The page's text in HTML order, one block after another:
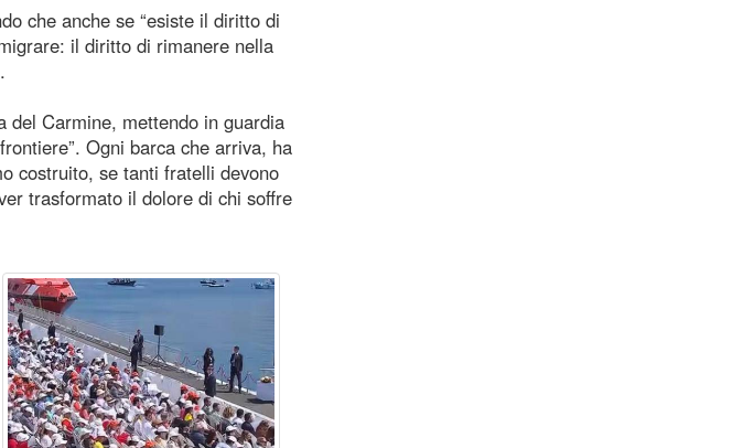
che anche se “esiste il diritto di
il diritto di rimanere nella
del Carmine, mettendo in guardia
Ogni barca che arriva, ha
costruito, se tanti fratelli devono
trasformato il dolore di chi soffre